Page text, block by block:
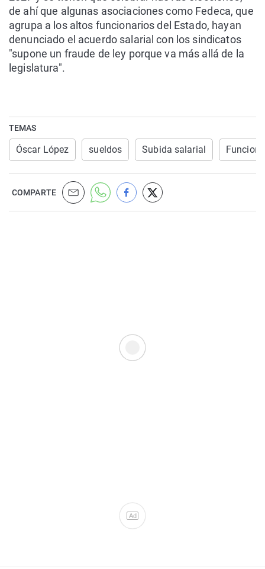
de ahí que algunas asociaciones como Fedeca, que
agrupa a los altos funcionarios del Estado, hayan
denunciado el acuerdo salarial con los sindicatos
"supone un fraude de ley porque va más allá de la
legislatura".
TEMAS
Óscar López sueldos Subida salarial
COMPARTE
Ad